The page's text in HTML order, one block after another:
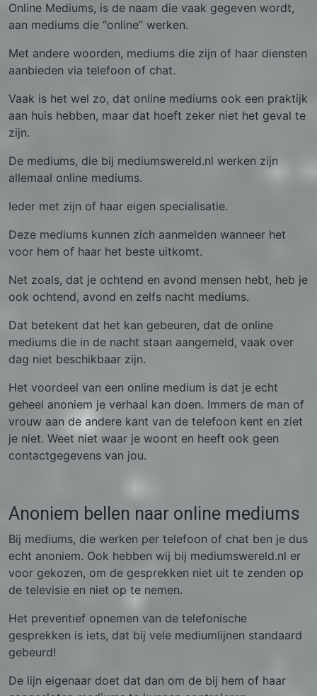
Online Mediums, is de naam die vaak gegeven wordt,
aan mediums die “online” werken.
Met andere woorden, mediums die zijn of haar diensten
aanbieden via telefoon of chat.
Vaak is het wel zo, dat online mediums ook een praktijk
aan huis hebben, maar dat hoeft zeker niet het geval te
zijn.
De mediums, die bij mediumswereld.nl werken zijn
allemaal online mediums.
Ieder met zijn of haar eigen specialisatie.
Deze mediums kunnen zich aanmelden wanneer het
voor hem of haar het beste uitkomt.
Net zoals, dat je ochtend en avond mensen hebt, heb je
ook ochtend, avond en zelfs nacht mediums.
Dat betekent dat het kan gebeuren, dat de online
mediums die in de nacht staan aangemeld, vaak over
dag niet beschikbaar zijn.
Het voordeel van een online medium is dat je echt
geheel anoniem je verhaal kan doen. Immers de man of
vrouw aan de andere kant van de telefoon kent en ziet
je niet. Weet niet waar je woont en heeft ook geen
contactgegevens van jou.
Anoniem bellen naar online mediums
Bij mediums, die werken per telefoon of chat ben je dus
echt anoniem. Ook hebben wij bij mediumswereld.nl er
voor gekozen, om de gesprekken niet uit te zenden op
de televisie en niet op te nemen.
Het preventief opnemen van de telefonische
gesprekken is iets, dat bij vele mediumlijnen standaard
gebeurd!
De lijn eigenaar doet dat dan om de bij hem of haar